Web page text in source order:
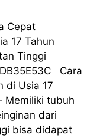
Cepat
17 Tahun
Tinggi
Cara
di Usia 17
Memiliki tubuh
dari
bisa didapat